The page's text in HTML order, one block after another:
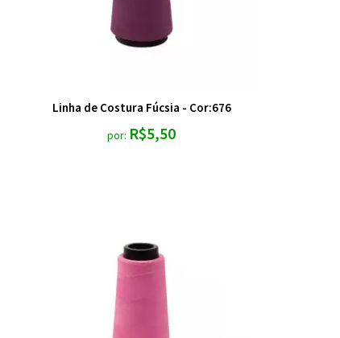
Linha de Costura Fúcsia - Cor:676
por: R$5,50